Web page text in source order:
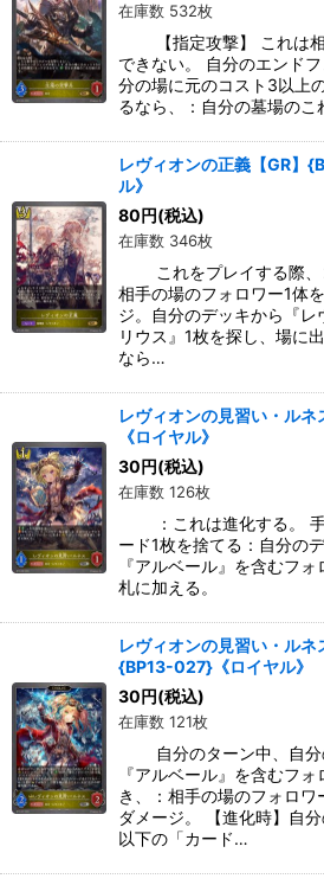
在庫数 532枚
【指定攻撃】 これは相
できない。 自分のエンド
分の場に元のコスト3以上
るなら、：自分の墓場のこ
レヴィオンの正義【GR】
ル》
80円(税込)
在庫数 346枚
これをプレイする際、
相手の場のフォロワー1体
ジ。自分のデッキから『レ
リウス』1枚を探し、場に
なら…
レヴィオンの見習い・ル
《ロイヤル》
30円(税込)
在庫数 126枚
：これは進化する。 手
ード1枚を捨てる：自分の
『アルベール』を含むフ
札に加える。
レヴィオンの見習い・ルネ
{BP13-027}《ロイヤル》
30円(税込)
在庫数 121枚
自分のターン中、自分
『アルベール』を含むフ
き、：相手の場のフォロ
ダメージ。 【進化時】自
以下の「カード…